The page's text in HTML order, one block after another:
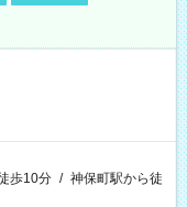
歩10分 / 神保町駅から徒